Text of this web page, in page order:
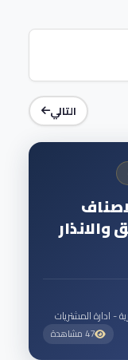
التالي
والانذار
- ادارة المشتريات
47 مشاهدة